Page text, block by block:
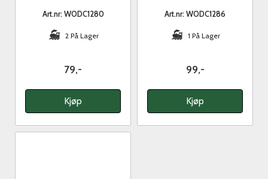
Art.nr: WODC1280
2 På Lager
79,-
Kjøp
Art.nr: WODC1286
1 På Lager
99,-
Kjøp